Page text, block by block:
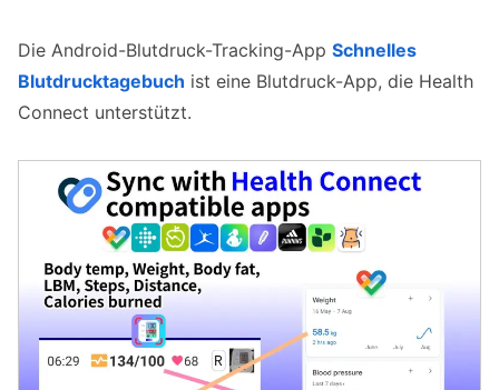
Die Android-Blutdruck-Tracking-App Schnelles
Blutdrucktagebuch ist eine Blutdruck-App, die Health
Connect unterstützt.